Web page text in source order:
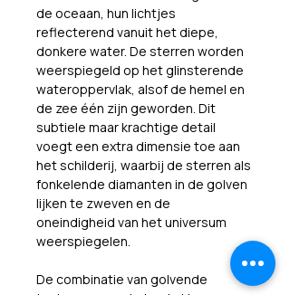
de oceaan, hun lichtjes
reflecterend vanuit het diepe,
donkere water. De sterren worden
weerspiegeld op het glinsterende
wateroppervlak, alsof de hemel en
de zee één zijn geworden. Dit
subtiele maar krachtige detail
voegt een extra dimensie toe aan
het schilderij, waarbij de sterren als
fonkelende diamanten in de golven
lijken te zweven en de
oneindigheid van het universum
weerspiegelen.
De combinatie van golvende